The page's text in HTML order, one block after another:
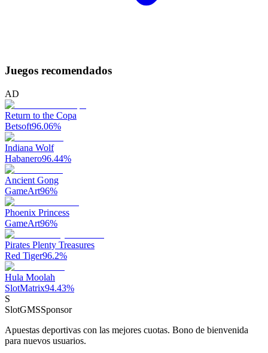
Juegos recomendados
AD
Return to the Copa
Betsoft96.06%
Indiana Wolf
Habanero96.44%
Ancient Gong
GameArt96%
Phoenix Princess
GameArt96%
Pirates Plenty Treasures
Red Tiger96.2%
Hula Moolah
SlotMatrix94.43%
S
SlotGMSSponsor
Apuestas deportivas con las mejores cuotas. Bono de bienvenida
para nuevos usuarios.